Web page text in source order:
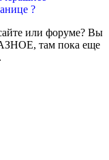
?
или форуме? Вы
там пока еще